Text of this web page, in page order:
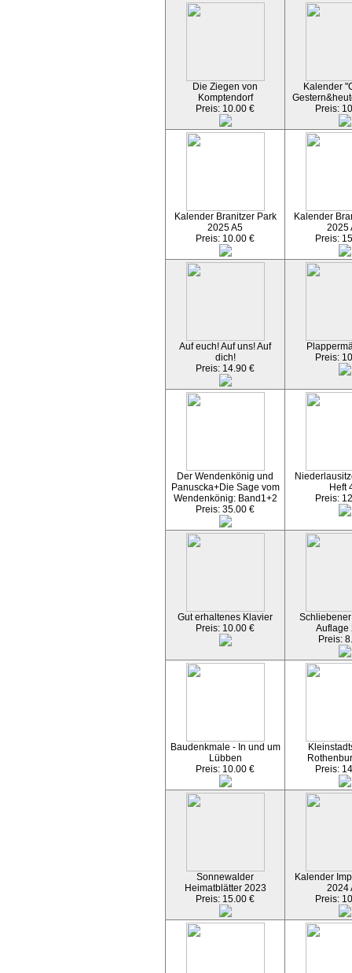
Die Ziegen von
Komptendorf
Preis: 10.00 €
Kalender
Preis:
Kalender Branitzer Park
2025 A5
Preis: 10.00 €
Kalender
2025
Preis:
Auf euch! Auf uns! Auf
dich!
Preis: 14.90 €
Preis:
Der Wendenkönig und
Panuscka+Die Sage vom
Wendenkönig: Band1+2
Preis: 35.00 €
Heft
Preis:
Gut erhaltenes Klavier
Preis: 10.00 €
Auflage
Preis:
Baudenkmale - In und um
Lübben
Preis: 10.00 €
Preis:
Sonnewalder
Heimatblätter 2023
Preis: 15.00 €
Kalender
2024
Preis: